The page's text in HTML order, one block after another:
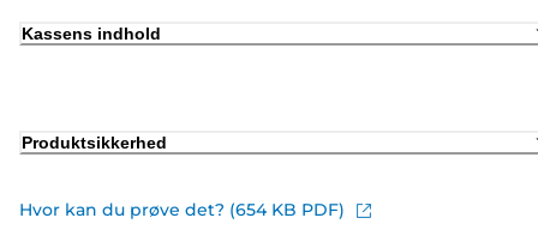
Kassens indhold
Produktsikkerhed
Hvor kan du prøve det? (654 KB PDF)